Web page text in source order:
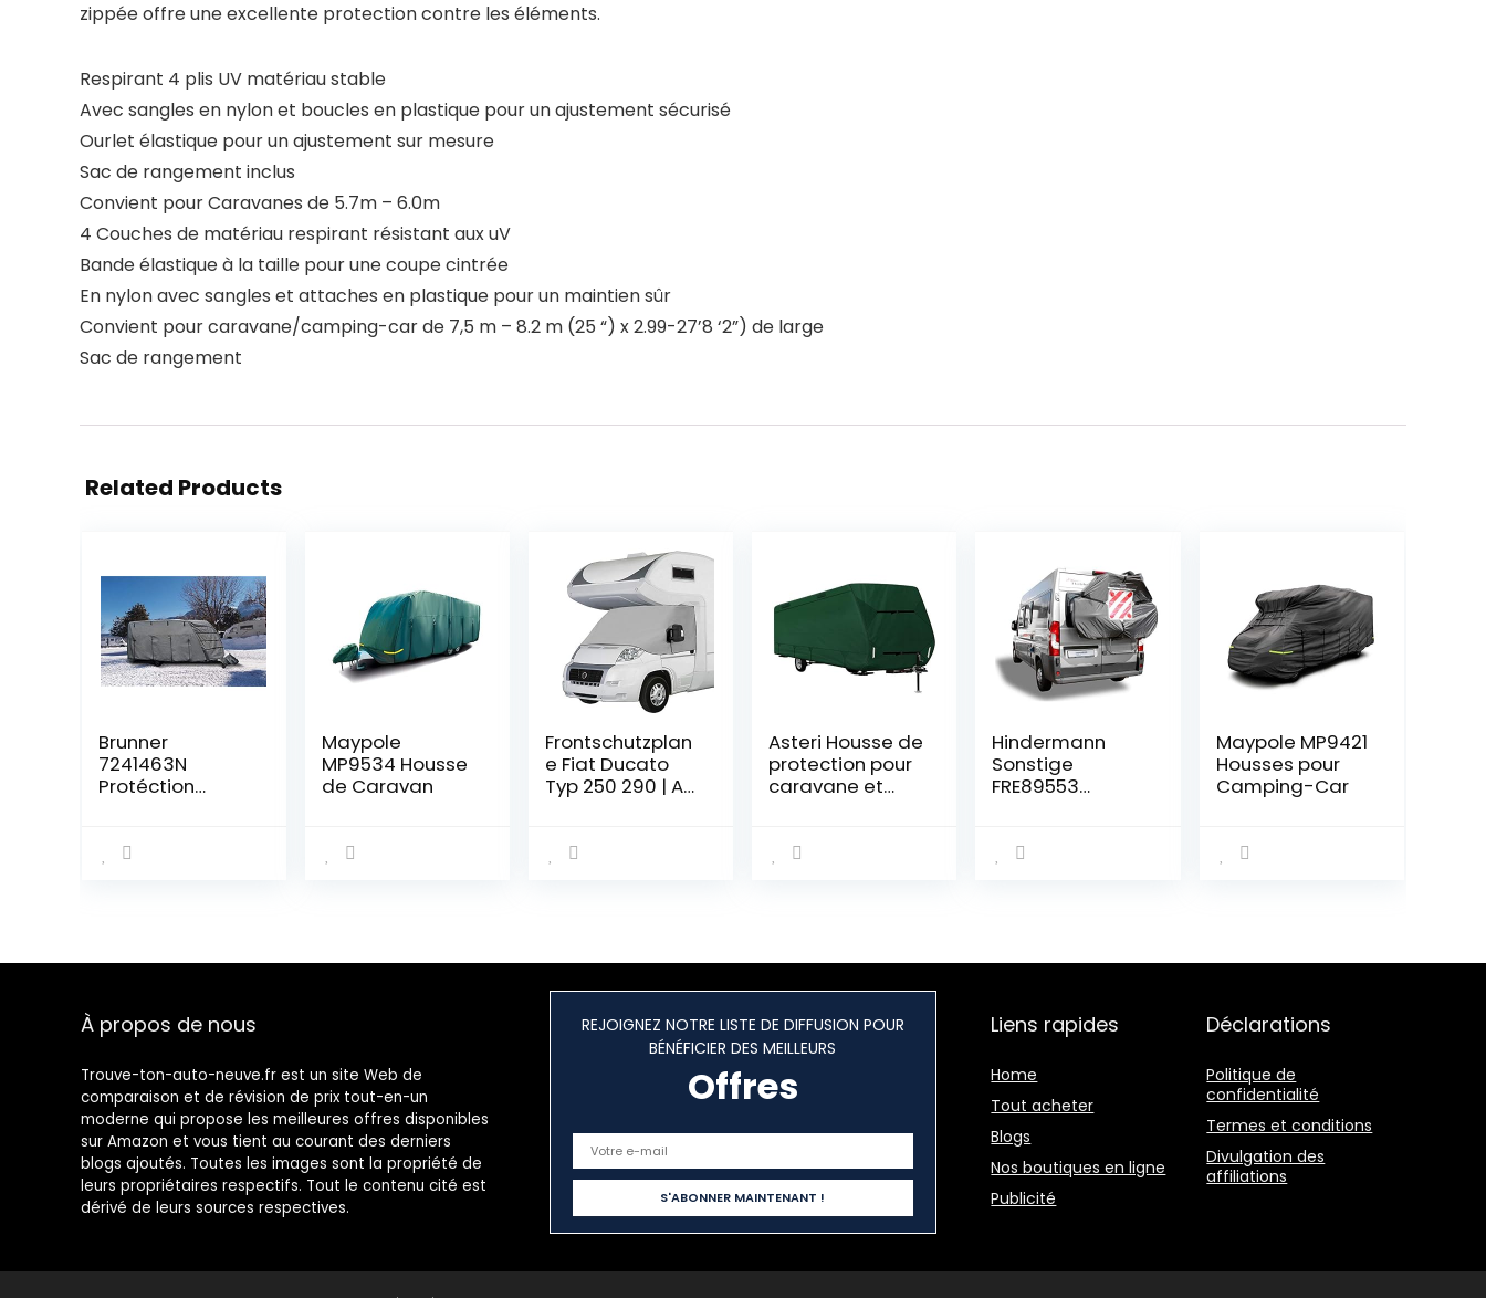
zippée offre une excellente protection contre les éléments.
Respirant 4 plis UV matériau stable
Avec sangles en nylon et boucles en plastique pour un ajustement sécurisé
Ourlet élastique pour un ajustement sur mesure
Sac de rangement inclus
Convient pour Caravanes de 5.7m – 6.0m
4 Couches de matériau respirant résistant aux uV
Bande élastique à la taille pour une coupe cintrée
En nylon avec sangles et attaches en plastique pour un maintien sûr
Convient pour caravane/camping-car de 7,5 m – 8.2 m (25 “) x 2.99-27’8 ‘2”) de large
Sac de rangement
Related Products
Brunner
7241463N
Protéction
Maypole
MP9534 Housse
de Caravan
Frontschutzplan
e Fiat Ducato
Typ 250 290 | AB
Bugschutzplane
Asteri Housse de
protection pour
caravane et
de qualité
Protection toute
l’année (5,79 à
Hindermann
Sonstige
FRE89553
Maypole MP9421
Housses pour
Camping-Car
À propos de nous
Trouve-ton-auto-neuve.fr est un site Web de
comparaison et de révision de prix tout-en-un
moderne qui propose les meilleures offres disponibles
sur Amazon et vous tient au courant des derniers
blogs ajoutés. Toutes les images sont la propriété de
leurs propriétaires respectifs. Tout le contenu cité est
dérivé de leurs sources respectives.
REJOIGNEZ NOTRE LISTE DE DIFFUSION POUR
BÉNÉFICIER DES MEILLEURS
Offres
Liens rapides
Home
Tout acheter
Blogs
Nos boutiques en ligne
Publicité
Déclarations
Politique de
confidentialité
Termes et conditions
Divulgation des
affiliations